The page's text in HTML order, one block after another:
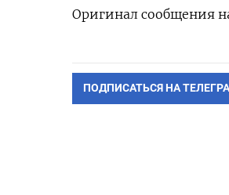
Оригинал сообщения
ПОДПИСАТЬСЯ НА